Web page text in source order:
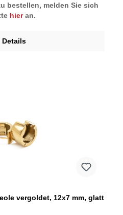
bestellen, melden Sie sich
hieran.
Details
vergoldet, 12x7 mm, glatt